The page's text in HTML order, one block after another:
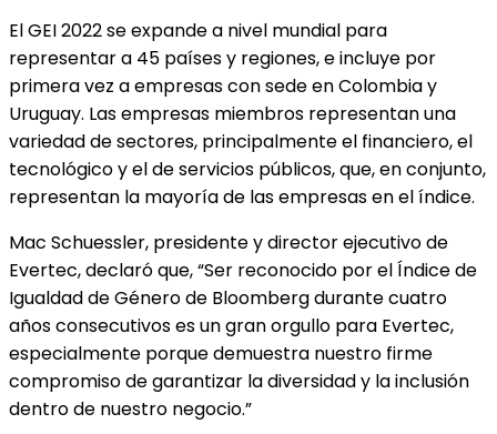
El GEI 2022 se expande a nivel mundial para
representar a 45 países y regiones, e incluye por
primera vez a empresas con sede en Colombia y
Uruguay. Las empresas miembros representan una
variedad de sectores, principalmente el financiero, el
tecnológico y el de servicios públicos, que, en conjunto,
representan la mayoría de las empresas en el índice.
Mac Schuessler, presidente y director ejecutivo de
Evertec, declaró que, “Ser reconocido por el Índice de
Igualdad de Género de Bloomberg durante cuatro
años consecutivos es un gran orgullo para Evertec,
especialmente porque demuestra nuestro firme
compromiso de garantizar la diversidad y la inclusión
dentro de nuestro negocio.”